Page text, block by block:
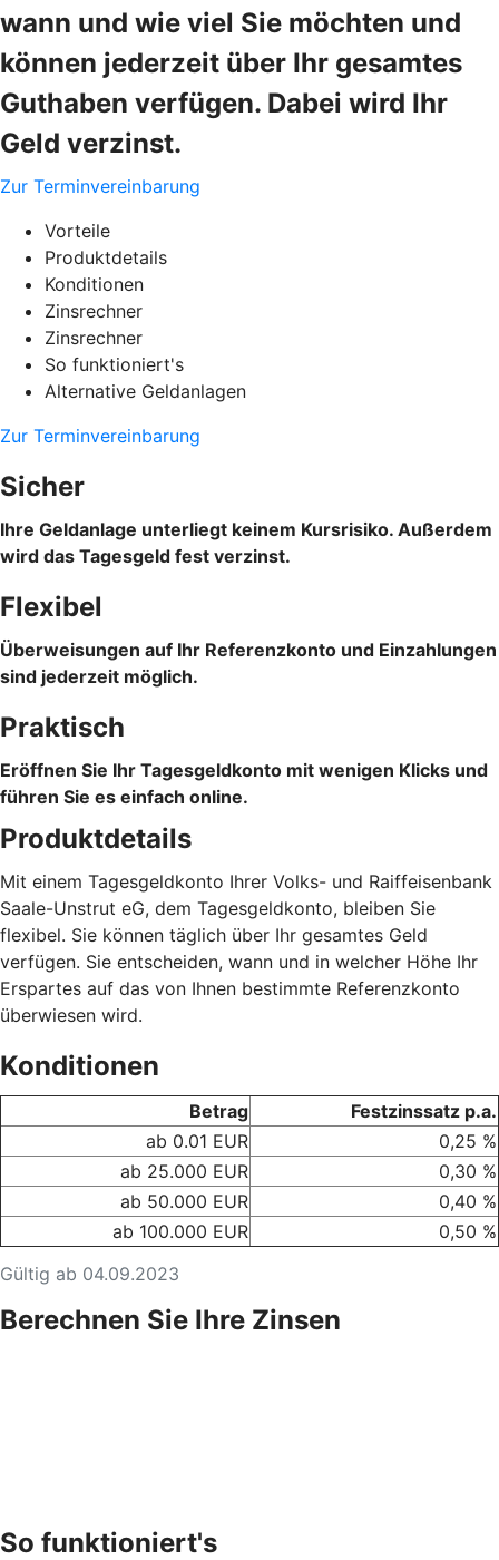
wann und wie viel Sie möchten und
können jederzeit über Ihr gesamtes
Guthaben verfügen. Dabei wird Ihr
Geld verzinst.
Zur Terminvereinbarung
Vorteile
Produktdetails
Konditionen
Zinsrechner
Zinsrechner
So funktioniert's
Alternative Geldanlagen
Zur Terminvereinbarung
Sicher
Ihre Geldanlage unterliegt keinem Kursrisiko. Außerdem
wird das Tagesgeld fest verzinst.
Flexibel
Überweisungen auf Ihr Referenzkonto und Einzahlungen
sind jederzeit möglich.
Praktisch
Eröffnen Sie Ihr Tagesgeldkonto mit wenigen Klicks und
führen Sie es einfach online.
Produktdetails
Mit einem Tagesgeldkonto Ihrer Volks- und Raiffeisenbank
Saale-Unstrut eG, dem Tagesgeldkonto, bleiben Sie
flexibel. Sie können täglich über Ihr gesamtes Geld
verfügen. Sie entscheiden, wann und in welcher Höhe Ihr
Erspartes auf das von Ihnen bestimmte Referenzkonto
überwiesen wird.
Konditionen
Gültig ab 04.09.2023
Betrag
Festzinssatz p.a.
ab 0.01 EUR
0,25 %
ab 25.000 EUR
0,30 %
ab 50.000 EUR
0,40 %
ab 100.000 EUR
0,50 %
Berechnen Sie Ihre Zinsen
So funktioniert's